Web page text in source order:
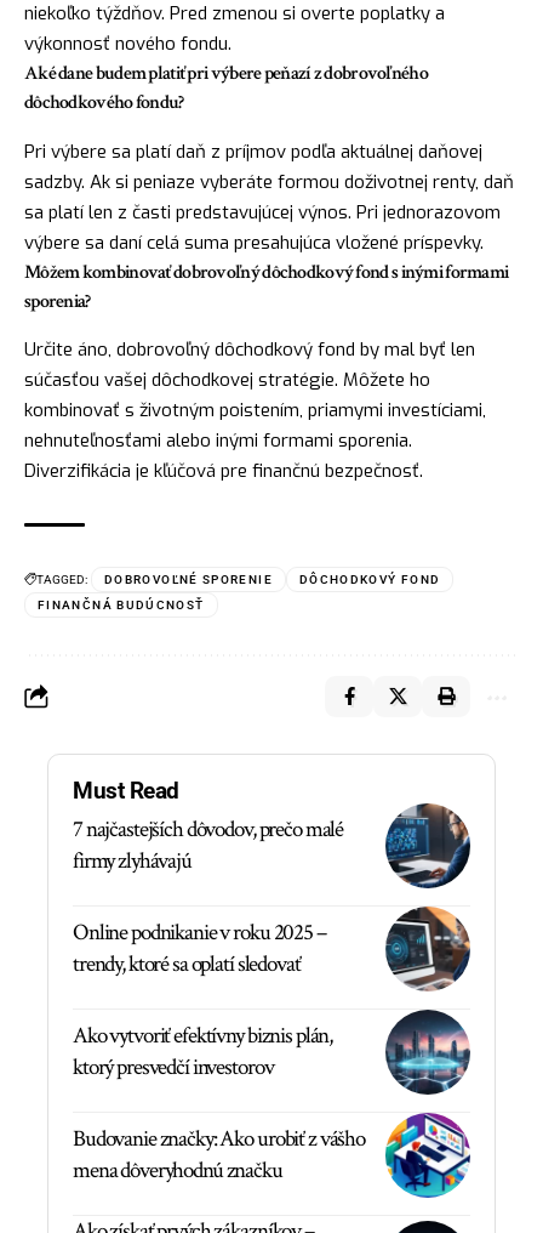
niekoľko týždňov. Pred zmenou si overte poplatky a
výkonnosť nového fondu.
Aké dane budem platiť pri výbere peňazí z dobrovoľného
dôchodkového fondu?
Pri výbere sa platí daň z príjmov podľa aktuálnej daňovej
sadzby. Ak si peniaze vyberáte formou doživotnej renty, daň
sa platí len z časti predstavujúcej výnos. Pri jednorazovom
výbere sa daní celá suma presahujúca vložené príspevky.
Môžem kombinovať dobrovoľný dôchodkový fond s inými formami
sporenia?
Určite áno, dobrovoľný dôchodkový fond by mal byť len
súčasťou vašej dôchodkovej stratégie. Môžete ho
kombinovať s životným poistením, priamymi investíciami,
nehnuteľnosťami alebo inými formami sporenia.
Diverzifikácia je kľúčová pre finančnú bezpečnosť.
TAGGED: DOBROVOĽNÉ SPORENIE
DÔCHODKOVÝ FOND
FINANČNÁ BUDÚCNOSŤ
Must Read
7 najčastejších dôvodov, prečo malé
firmy zlyhávajú
Online podnikanie v roku 2025 –
trendy, ktoré sa oplatí sledovať
Ako vytvoriť efektívny biznis plán,
ktorý presvedčí investorov
Budovanie značky: Ako urobiť z vášho
mena dôveryhodnú značku